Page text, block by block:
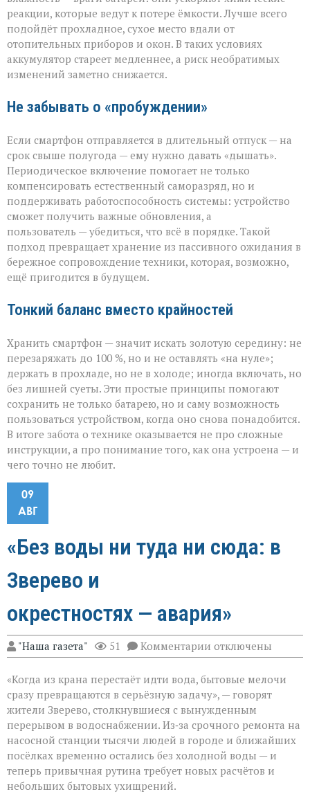
реакции, которые ведут к потере ёмкости. Лучше всего
подойдёт прохладное, сухое место вдали от
отопительных приборов и окон. В таких условиях
аккумулятор стареет медленнее, а риск необратимых
изменений заметно снижается.
Не забывать о «пробуждении»
Если смартфон отправляется в длительный отпуск — на
срок свыше полугода — ему нужно давать «дышать».
Периодическое включение помогает не только
компенсировать естественный саморазряд, но и
поддерживать работоспособность системы: устройство
сможет получить важные обновления, а
пользователь — убедиться, что всё в порядке. Такой
подход превращает хранение из пассивного ожидания в
бережное сопровождение техники, которая, возможно,
ещё пригодится в будущем.
Тонкий баланс вместо крайностей
Хранить смартфон — значит искать золотую середину: не
перезаряжать до 100 %, но и не оставлять «на нуле»;
держать в прохладе, но не в холоде; иногда включать, но
без лишней суеты. Эти простые принципы помогают
сохранить не только батарею, но и саму возможность
пользоваться устройством, когда оно снова понадобится.
В итоге забота о технике оказывается не про сложные
инструкции, а про понимание того, как она устроена — и
чего точно не любит.
09
АВГ
«Без воды ни туда ни сюда: в
Зверево и
окрестностях — авария»
"Наша газета" 51 Комментарии к
записи
воды
ни
туда
ни
сюда:
в
Зверево
и
окрестностях —
отключены
«Когда из крана перестаёт идти вода, бытовые мелочи
сразу превращаются в серьёзную задачу», — говорят
жители Зверево, столкнувшиеся с вынужденным
перерывом в водоснабжении. Из‑за срочного ремонта на
насосной станции тысячи людей в городе и ближайших
посёлках временно остались без холодной воды — и
теперь привычная рутина требует новых расчётов и
небольших бытовых ухищрений.